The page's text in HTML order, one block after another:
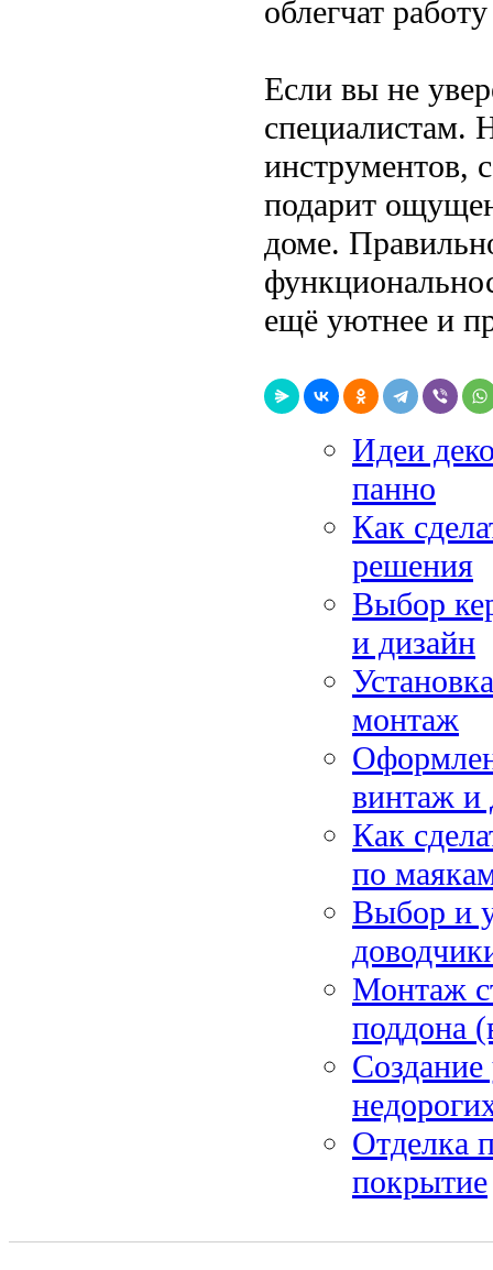
облегчат
Если вы не
специалистам.
инструментов,
подарит
доме.
ещё уютнее и
Идеи
панно
Как
решения
Выбор
и дизайн
монтаж
винтаж и
Как
по
Выбор и
Монтаж
поддона
Отделка
покрытие